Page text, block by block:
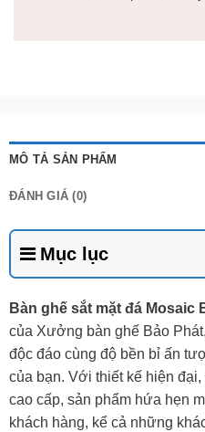
MÔ TẢ SẢN PHẨM
ĐÁNH GIÁ (0)
Mục lục
Bàn ghế sắt mặt đá Mosaic
của Xưởng bàn ghế Bảo
độc đáo cùng độ bền bỉ ấn
của bạn. Với thiết kế hiện
cao cấp, sản phẩm hứa hẹn
khách hàng, kể cả những